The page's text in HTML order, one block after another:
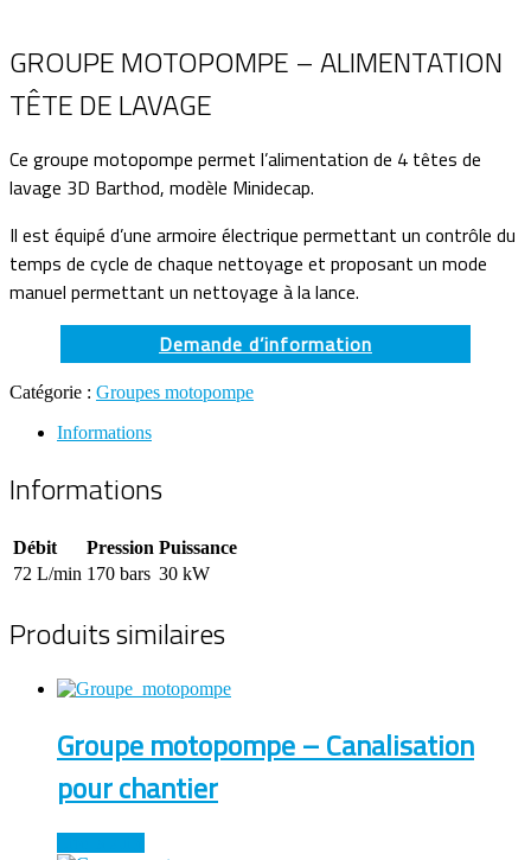
GROUPE MOTOPOMPE – ALIMENTATION
TÊTE DE LAVAGE
Ce groupe motopompe permet l’alimentation de 4 têtes de
lavage 3D Barthod, modèle Minidecap.
Il est équipé d’une armoire électrique permettant un contrôle du
temps de cycle de chaque nettoyage et proposant un mode
manuel permettant un nettoyage à la lance.
Demande d’information
Catégorie : Groupes motopompe
Informations
Informations
Débit Pression Puissance
72 L/min 170 bars 30 kW
Produits similaires
Groupe motopompe – Canalisation
pour chantier